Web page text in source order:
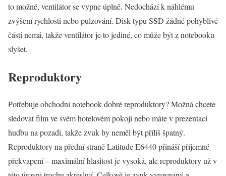
to možné, ventilátor se vypne úplně. Nedochází k náhlému
zvýšení rychlosti nebo pulzování. Disk typu SSD žádné pohyblivé
části nemá, takže ventilátor je to jediné, co může být z notebooku
slyšet.
Reproduktory
Potřebuje obchodní notebook dobré reproduktory? Možná chcete
sledovat film ve svém hotelovém pokoji nebo máte v prezentaci
hudbu na pozadí, takže zvuk by neměl být příliš špatný.
Reproduktory na přední straně Latitude E6440 přináší příjemné
překvapení – maximální hlasitost je vysoká, ale reproduktory už v